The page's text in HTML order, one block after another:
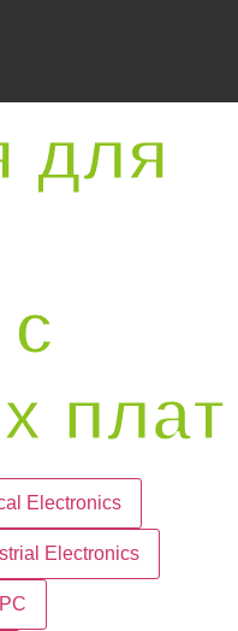
для
плат
Electronics
Electronics